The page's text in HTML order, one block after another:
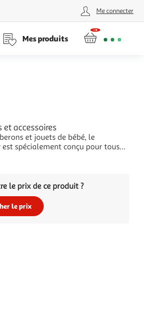
Me connecter
Mes produits
accessoires
et jouets de bébé, le
spécialement conçu pour tous
agit efficacement sur les taches
résidus alimentaires incrustés sur
le prix de ce produit ?
le prix